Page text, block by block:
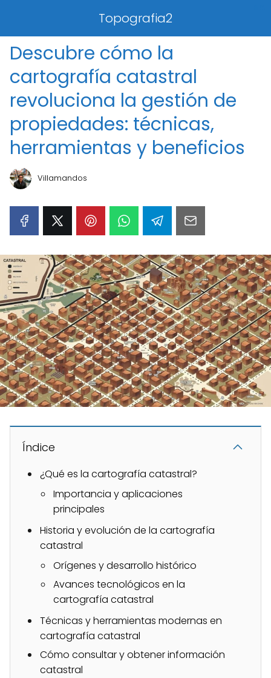
Topografia2
Descubre cómo la
cartografía catastral
revoluciona la gestión de
propiedades: técnicas,
herramientas y beneficios
Villamandos
Índice
¿Qué es la cartografía catastral?
Importancia y aplicaciones
principales
Historia y evolución de la cartografía
catastral
Orígenes y desarrollo histórico
Avances tecnológicos en la
cartografía catastral
Técnicas y herramientas modernas en
cartografía catastral
Cómo consultar y obtener información
catastral